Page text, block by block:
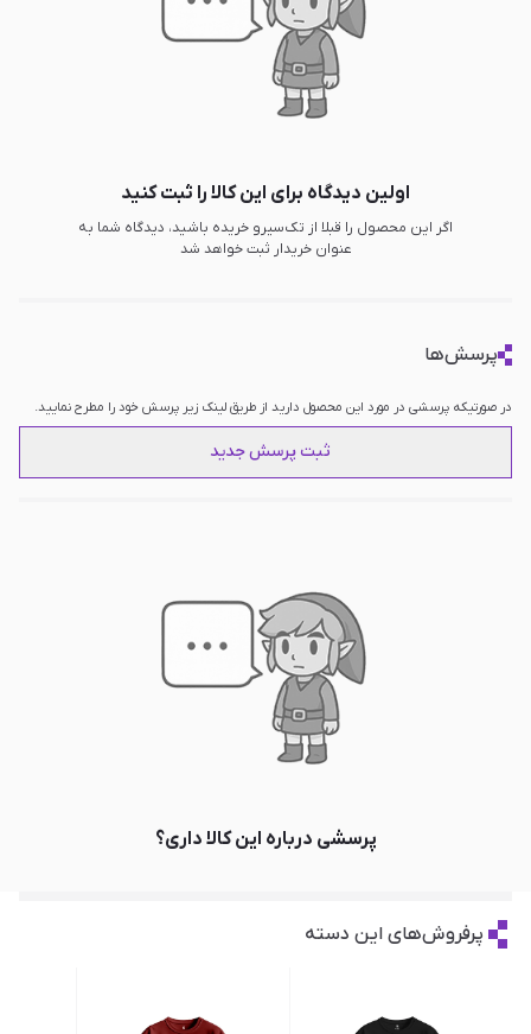
اولین دیدگاه برای این کالا را ثبت کنید
اگر این محصول را قبلا از تک‌سیرو خریده باشید، دیدگاه شما به
عنوان خریدار ثبت خواهد شد
پرسش‌ها
در صورتیکه پرسشی در مورد این محصول دارید از طریق لینک زیر پرسش خود را مطرح نمایید.
ثبت پرسش جدید
پرسشی درباره این کالا داری؟
پرفروش‌های این دسته